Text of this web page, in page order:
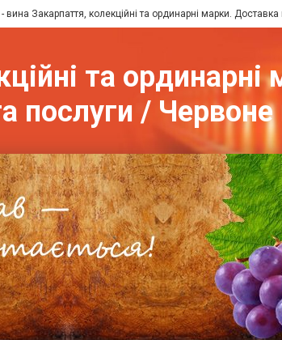
вина Закарпаття, колекційні та ординарні марки.
та
послуги /